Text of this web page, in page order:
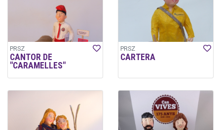
PRSZ
CANTOR DE
"CARAMELLES"
PRSZ
CARTERA